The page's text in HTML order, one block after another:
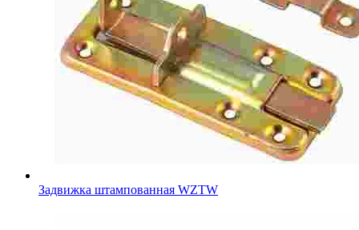
Задвижка штампованная WZTW